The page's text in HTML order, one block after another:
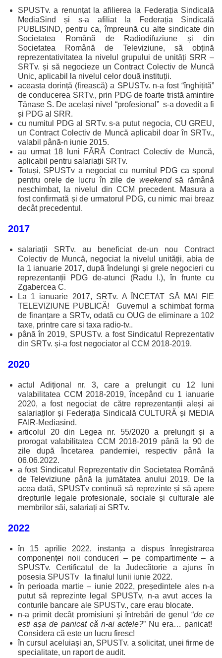
SPUSTv. a renunțat la afilierea la Federația Sindicală
MediaSind și s-a afiliat la Federația Sindicală
PUBLISIND, pentru ca, împreună cu alte sindicate din
Societatea Română de Radiodifuziune și din
Societatea Română de Televiziune, să obțină
reprezentativitatea la nivelul grupului de unități SRR –
SRTv. și să negocieze un Contract Colectiv de Muncă
Unic, aplicabil la nivelul celor două instituții.
aceasta dorință (firească) a SPUSTv. n-a fost “înghițită”
de conducerea SRTv., prin PDG de foarte tristă amintire
Tănase S. De același nivel “profesional” s-a dovedit a fi
și PDG al SRR.
cu numitul PDG al SRTv. s-a putut negocia, CU GREU,
un Contract Colectiv de Muncă aplicabil doar în SRTv.,
valabil până-n iunie 2015.
au urmat 18 luni FĂRĂ Contract Colectiv de Muncă,
aplicabil pentru salariații SRTv.
Totuși, SPUSTv a negociat cu numitul PDG ca sporul
pentru orele de lucru în zile de weekendsă rămână
neschimbat, la nivelul din CCM precedent. Masura a
fost confirmată și de urmatorul PDG, cu nimic mai breaz
decât precedentul.
2017
salariații SRTv. au beneficiat de-un nou Contract
Colectiv de Muncă, negociat la nivelul unității, abia de
la 1 ianuarie 2017, după îndelungi și grele negocieri cu
reprezentanții PDG de-atunci (Radu I.), în frunte cu
Zgabercea C.
La 1 ianuarie 2017, SRTv. A ÎNCETAT SĂ MAI FIE
TELEVIZIUNE PUBLICĂ! Guvernul a schimbat forma
de finanțare a SRTv, odată cu OUG de eliminare a 102
taxe, printre care si taxa radio-tv..
până în 2019, SPUSTv. a fost Sindicatul Reprezentativ
din SRTv. și-a fost negociator al CCM 2018-2019.
2020
actul Adițional nr. 3, care a prelungit cu 12 luni
valabilitatea CCM 2018-2019, începând cu 1 ianuarie
2020, a fost negociat de către reprezentanții aleși ai
salariaților și Federația Sindicală CULTURĂ și MEDIA
FAIR-Mediasind.
articolul 20 din Legea nr. 55/2020 a prelungit și a
prorogat valabilitatea CCM 2018-2019 până la 90 de
zile după încetarea pandemiei, respectiv până la
06.06.2022.
a fost Sindicatul Reprezentativ din Societatea Română
de Televiziune până la jumătatea anului 2019. De la
acea dată, SPUSTv continuă să reprezinte și să apere
drepturile legale profesionale, sociale și culturale ale
membrilor săi, salariați ai SRTv.
2022
în 15 aprilie 2022, instanța a dispus înregistrarea
componenței noii conduceri – pe compartimente – a
SPUSTv. Certificatul de la Judecătorie a ajuns în
posesia SPUSTv la finalul lunii iunie 2022.
în perioada martie – iunie 2022, președintele ales n-a
putut să reprezinte legal SPUSTv, n-a avut acces la
conturile bancare ale SPUSTv., care erau blocate.
n-a primit decât promisiuni şi întrebări de genul “de ce
esti aşa de panicat că n-ai actele?” Nu era… panicat!
Considera că este un lucru firesc!
în cursul aceluiași an, SPUSTv. a solicitat, unei firme de
specialitate, un raport de audit.